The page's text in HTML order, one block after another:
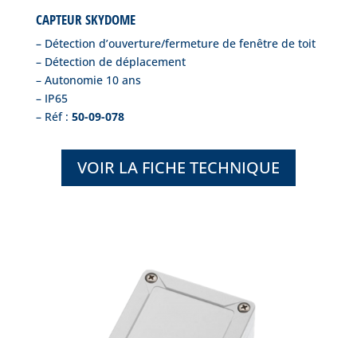
CAPTEUR SKYDOME
– Détection d’ouverture/fermeture de fenêtre de toit
– Détection de déplacement
– Autonomie 10 ans
– IP65
– Réf : 50-09-078
VOIR LA FICHE TECHNIQUE